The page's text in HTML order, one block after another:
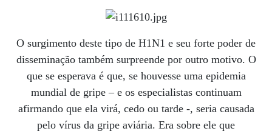
O surgimento deste tipo de H1N1 e seu forte poder de
disseminação também surpreende por outro motivo. O
que se esperava é que, se houvesse uma epidemia
mundial de gripe – e os especialistas continuam
afirmando que ela virá, cedo ou tarde -, seria causada
pelo vírus da gripe aviária. Era sobre ele que